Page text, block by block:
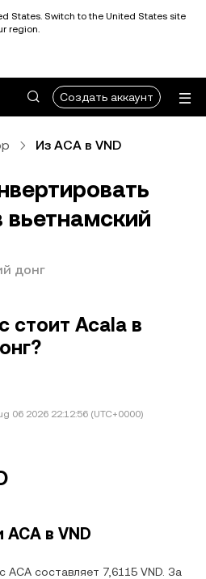
States. Switch to the United States site
region.
Создать аккаунт
Из ACA в VND
вьетнамский
донг
стоит Acala в
06 2026 22:12:56 (UTC+0000)
в VND
составляет 7,6115 VND. За